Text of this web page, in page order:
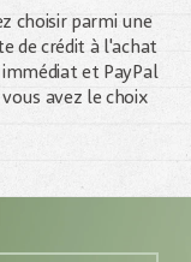
choisir parmi une
de crédit à l'achat
et PayPal
avez le choix